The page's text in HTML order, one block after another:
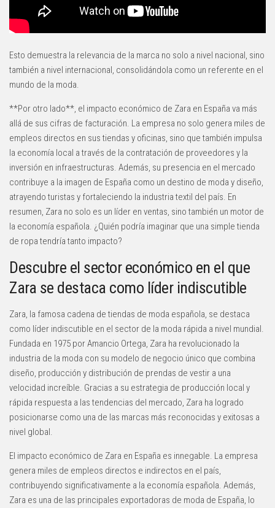
Esto demuestra la relevancia de la marca no solo a nivel nacional, sino
también a nivel internacional, consolidándola como un referente en el
mundo de la moda.
**Por otro lado**, el impacto económico de Zara en España va más
allá de sus cifras de facturación. La empresa no solo genera miles de
empleos directos en sus tiendas y oficinas, sino que también impulsa
la economía local a través de la contratación de proveedores y la
inversión en infraestructuras. Además, su presencia en el mercado
contribuye a la imagen de España como un destino de moda y diseño,
atrayendo turistas y fortaleciendo la industria textil del país. En
resumen, Zara no solo es un líder en ventas, sino también un motor de
la economía española. ¿Quién podría imaginar que una simple tienda
de ropa tendría tanto impacto?
Descubre el sector económico en el que
Zara se destaca como líder indiscutible
Zara, la famosa cadena de tiendas de moda española, se destaca
como líder indiscutible en el sector de la moda rápida a nivel mundial.
Fundada en 1975 por Amancio Ortega, Zara ha revolucionado la
industria de la moda con su modelo de negocio único que combina
diseño, producción y distribución de prendas de vestir a una
velocidad increíble. Gracias a su estrategia de producción local y
rápida respuesta a las tendencias del mercado, Zara ha logrado
posicionarse como una de las marcas más reconocidas y exitosas a
nivel global.
El impacto económico de Zara en España es innegable. La empresa
genera miles de empleos directos e indirectos en el país,
contribuyendo significativamente a la economía española. Además,
Zara es una de las principales exportadoras de moda de España, lo